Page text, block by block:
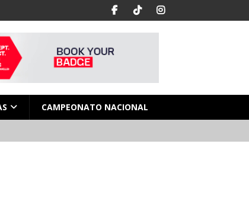
CAMPEONATO NACIONAL